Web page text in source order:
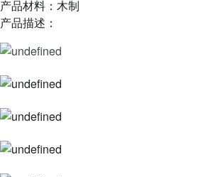
产品材料：木制
产品描述：